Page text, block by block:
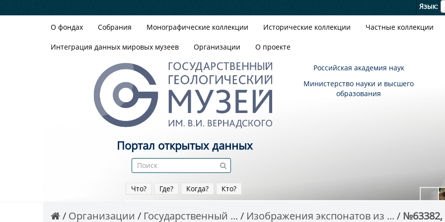
Язык
О фондах Собрания Монографические коллекции Исторические коллекции Частные коллекции
Интеграция данных мировых музеев Организации О проекте
Российская академия наук
Министерство науки и высшего
образования
Портал открытых данных
Что? Где? Когда? Кто?
Организации Государственный ... Изображения экспонатов из ... №63382,